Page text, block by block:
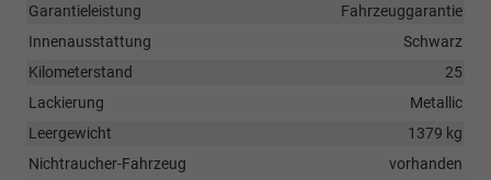
Garantieleistung
Fahrzeuggarantie
Innenausstattung
Schwarz
Kilometerstand
25
Lackierung
Metallic
Leergewicht
1379 kg
Nichtraucher-Fahrzeug
vorhanden